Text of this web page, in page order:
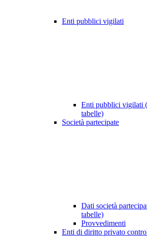
Enti pubblici vigilati
Enti pubblici vigilati
tabelle)
Società partecipate
Dati società
tabelle)
Provvedimenti
Enti di diritto privato